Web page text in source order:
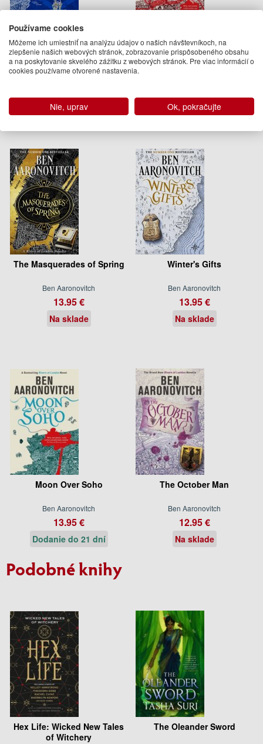
Stone and Sky
Ben Aaronovitch
Na sklade
Whispers Under Ground
Ben Aaronovitch
Na sklade
The Masquerades of Spring
Ben Aaronovitch
13.95 €
Na sklade
Winter's Gifts
Ben Aaronovitch
13.95 €
Na sklade
Moon Over Soho
Ben Aaronovitch
13.95 €
Dodanie do 21 dní
The October Man
Ben Aaronovitch
12.95 €
Na sklade
Podobné knihy
Hex Life: Wicked New Tales
of Witchery
The Oleander Sword
Používame cookies
Môžeme ich umiestniť na analýzu údajov o našich návštevníkoch, na
zlepšenie našich webových stránok, zobrazovanie prispôsobeného obsahu
a na poskytovanie skvelého zážitku z webových stránok. Pre viac informácií o
cookies používame otvorené nastavenia.
Nie, uprav Ok, pokračujte